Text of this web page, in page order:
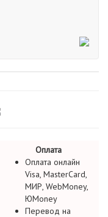
Оплата
Оплата онлайн
Visa, MasterCard,
МИР, WebMoney,
ЮMoney
Перевод на